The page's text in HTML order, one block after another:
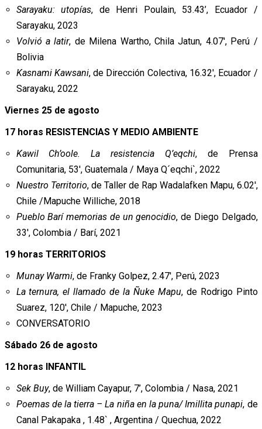
Sarayaku: utopías, de Henri Poulain, 53.43’, Ecuador /
Sarayaku, 2023
Volvió a latir, de Milena Wartho, Chila Jatun, 4.07′, Perú /
Bolivia
Kasnami Kawsani, de Dirección Colectiva, 16.32′, Ecuador /
Sarayaku, 2022
Viernes 25 de agosto
17 horas RESISTENCIAS Y MEDIO AMBIENTE
Kawil Ch’oole. La resistencia Q’eqchi, de Prensa
Comunitaria, 53′, Guatemala / Maya Q´eqchi`, 2022
Nuestro Territorio, de Taller de Rap Wadalafken Mapu, 6.02′,
Chile /Mapuche Williche, 2018
Pueblo Barí memorias de un genocidio, de Diego Delgado,
33′, Colombia / Barí, 2021
19 horas TERRITORIOS
Munay Warmi, de Franky Golpez, 2.47′, Perú, 2023
La ternura, el llamado de la Ñuke Mapu, de Rodrigo Pinto
Suarez, 120′, Chile / Mapuche, 2023
CONVERSATORIO
Sábado 26 de agosto
12 horas INFANTIL
Sek Buy, de William Cayapur, 7’, Colombia / Nasa, 2021
Poemas de la tierra – La niña en la puna/ Imillita punapi, de
Canal Pakapaka , 1.48` , Argentina / Quechua, 2022